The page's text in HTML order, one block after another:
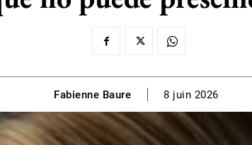
Fabienne Baure 8 juin 2026